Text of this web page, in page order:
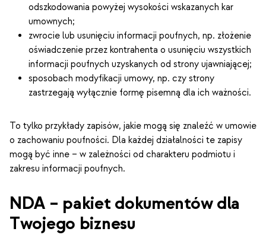
odszkodowania powyżej wysokości wskazanych kar
umownych;
zwrocie lub usunięciu informacji poufnych, np. złożenie
oświadczenie przez kontrahenta o usunięciu wszystkich
informacji poufnych uzyskanych od strony ujawniającej;
sposobach modyfikacji umowy, np. czy strony
zastrzegają wyłącznie formę pisemną dla ich ważności.
To tylko przykłady zapisów, jakie mogą się znaleźć w umowie
o zachowaniu poufności. Dla każdej działalności te zapisy
mogą być inne – w zależności od charakteru podmiotu i
zakresu informacji poufnych.
NDA – pakiet dokumentów dla
Twojego biznesu